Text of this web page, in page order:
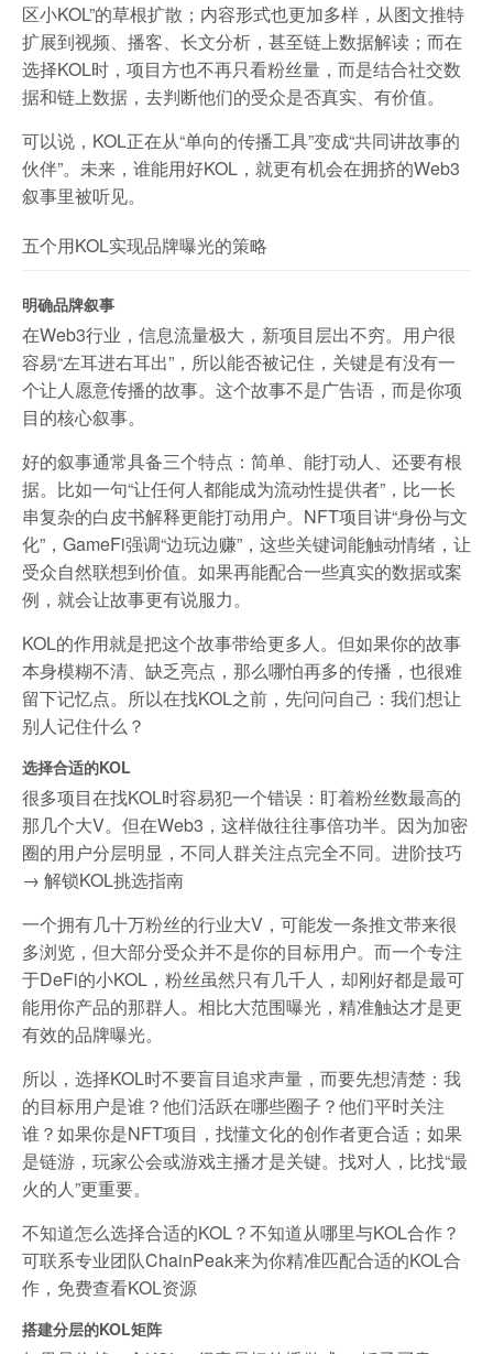
区小KOL”的草根扩散；内容形式也更加多样，从图文推特
扩展到视频、播客、长文分析，甚至链上数据解读；而在
选择KOL时，项目方也不再只看粉丝量，而是结合社交数
据和链上数据，去判断他们的受众是否真实、有价值。
可以说，KOL正在从“单向的传播工具”变成“共同讲故事的
伙伴”。未来，谁能用好KOL，就更有机会在拥挤的Web3
叙事里被听见。
五个用KOL实现品牌曝光的策略
明确品牌叙事
在Web3行业，信息流量极大，新项目层出不穷。用户很
容易“左耳进右耳出”，所以能否被记住，关键是有没有一
个让人愿意传播的故事。这个故事不是广告语，而是你项
目的核心叙事。
好的叙事通常具备三个特点：简单、能打动人、还要有根
据。比如一句“让任何人都能成为流动性提供者”，比一长
串复杂的白皮书解释更能打动用户。NFT项目讲“身份与文
化”，GameFi强调“边玩边赚”，这些关键词能触动情绪，让
受众自然联想到价值。如果再能配合一些真实的数据或案
例，就会让故事更有说服力。
KOL的作用就是把这个故事带给更多人。但如果你的故事
本身模糊不清、缺乏亮点，那么哪怕再多的传播，也很难
留下记忆点。所以在找KOL之前，先问问自己：我们想让
别人记住什么？
选择合适的KOL
很多项目在找KOL时容易犯一个错误：盯着粉丝数最高的
那几个大V。但在Web3，这样做往往事倍功半。因为加密
圈的用户分层明显，不同人群关注点完全不同。进阶技巧
→ 解锁KOL挑选指南
一个拥有几十万粉丝的行业大V，可能发一条推文带来很
多浏览，但大部分受众并不是你的目标用户。而一个专注
于DeFi的小KOL，粉丝虽然只有几千人，却刚好都是最可
能用你产品的那群人。相比大范围曝光，精准触达才是更
有效的品牌曝光。
所以，选择KOL时不要盲目追求声量，而要先想清楚：我
的目标用户是谁？他们活跃在哪些圈子？他们平时关注
谁？如果你是NFT项目，找懂文化的创作者更合适；如果
是链游，玩家公会或游戏主播才是关键。找对人，比找“最
火的人”更重要。
不知道怎么选择合适的KOL？不知道从哪里与KOL合作？
可联系专业团队ChainPeak来为你精准匹配合适的KOL合
作，免费查看KOL资源
搭建分层的KOL矩阵